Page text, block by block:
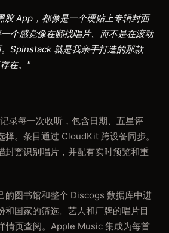
胶 App，都像是一个硬贴上专辑封面
个感觉像在翻找唱片、而不是在滚动
Spinstack 就是我亲手打造的那款
在。"
录每一次收听，包含日期、五星评
择。条目通过 CloudKit 跨设备同步。
封套识别唱片，并配有实时预览和重
的图书馆和整个 Discogs 数据库中进
和国家的筛选。艺人和厂牌的唱片目
情页查阅。Apple Music 集成为每首